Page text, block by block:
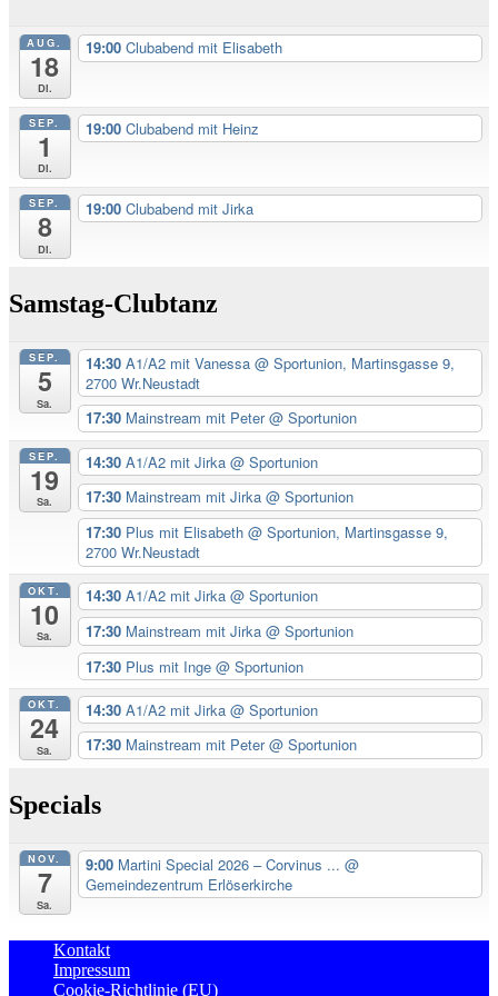
AUG.
18
Di.
19:00 Clubabend mit Elisabeth
SEP.
1
Di.
19:00 Clubabend mit Heinz
SEP.
8
Di.
19:00 Clubabend mit Jirka
Samstag-Clubtanz
SEP.
5
Sa.
14:30 A1/A2 mit Vanessa @ Sportunion, Martinsgasse 9,
2700 Wr.Neustadt
17:30 Mainstream mit Peter@ Sportunion
SEP.
19
Sa.
14:30 A1/A2 mit Jirka @ Sportunion
17:30 Mainstream mit Jirka @ Sportunion
17:30 Plus mit Elisabeth @ Sportunion, Martinsgasse 9,
2700 Wr.Neustadt
OKT.
10
Sa.
14:30 A1/A2 mit Jirka @ Sportunion
17:30 Mainstream mit Jirka @ Sportunion
17:30 Plus mit Inge @ Sportunion
OKT.
24
Sa.
14:30 A1/A2 mit Jirka @ Sportunion
17:30 Mainstream mit Peter@ Sportunion
Specials
NOV.
7
Sa.
9:00 Martini Special 2026 – Corvinus ... @
Gemeindezentrum Erlöserkirche
Kontakt
Impressum
Cookie-Richtlinie (EU)